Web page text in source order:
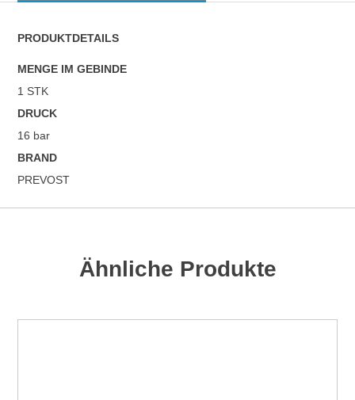
PRODUKTDETAILS
MENGE IM GEBINDE
1 STK
DRUCK
16 bar
BRAND
PREVOST
Ähnliche Produkte